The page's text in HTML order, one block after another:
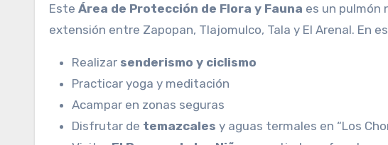
Este Área de Protección de Flora y Fauna es un pulmón
extensión entre Zapopan, Tlajomulco, Tala y El Arenal. En
Realizar senderismo y ciclismo
Practicar yoga y meditación
Acampar en zonas seguras
Disfrutar de temazcales y aguas termales en “Los